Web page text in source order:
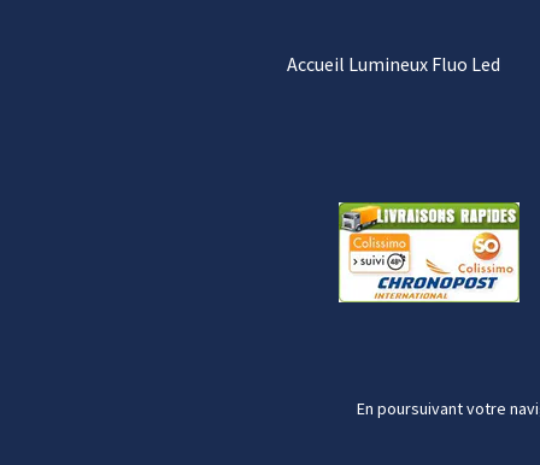
Accueil Lumineux Fluo Led
En poursuivant votre